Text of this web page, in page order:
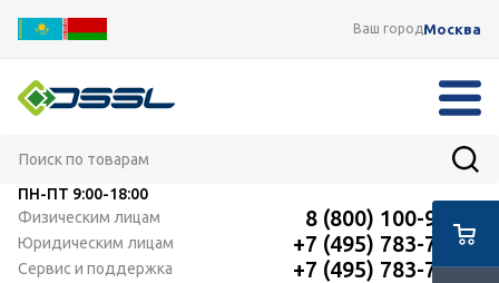
Ваш городМосква
ПН-ПТ 9:00-18:00
Физическим лицам
8 (800) 100-91-12
Юридическим лицам +7 (495) 783-72-87
Сервис и поддержка +7 (495) 783-72-87